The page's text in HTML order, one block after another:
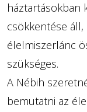
háztartásokban
csökkentése
élelmiszerlánc
szükséges.
A Nébih
bemutatni az